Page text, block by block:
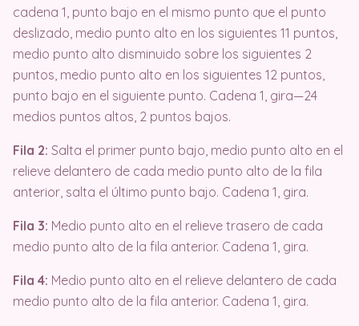
cadena 1, punto bajo en el mismo punto que el punto
deslizado, medio punto alto en los siguientes 11 puntos,
medio punto alto disminuido sobre los siguientes 2
puntos, medio punto alto en los siguientes 12 puntos,
punto bajo en el siguiente punto. Cadena 1, gira—24
medios puntos altos, 2 puntos bajos.
Fila 2: Salta el primer punto bajo, medio punto alto en el
relieve delantero de cada medio punto alto de la fila
anterior, salta el último punto bajo. Cadena 1, gira.
Fila 3: Medio punto alto en el relieve trasero de cada
medio punto alto de la fila anterior. Cadena 1, gira.
Fila 4: Medio punto alto en el relieve delantero de cada
medio punto alto de la fila anterior. Cadena 1, gira.